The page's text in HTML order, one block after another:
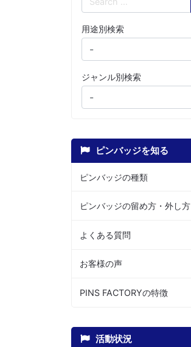
用途別検索
ジャンル別検索
ピンバッジを知る
ピンバッジの種類
ピンバッジの留め方・外し方
よくある質問
お客様の声
PINS FACTORYの特徴
活動状況